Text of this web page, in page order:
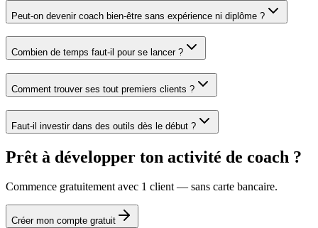
Peut-on devenir coach bien-être sans expérience ni diplôme ?
Combien de temps faut-il pour se lancer ?
Comment trouver ses tout premiers clients ?
Faut-il investir dans des outils dès le début ?
Prêt à développer ton activité de coach ?
Commence gratuitement avec 1 client — sans carte bancaire.
Créer mon compte gratuit